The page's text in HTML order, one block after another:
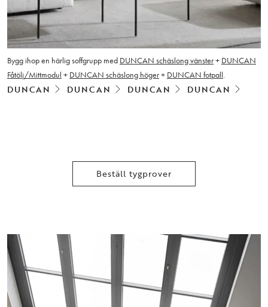
Bygg ihop en härlig soffgrupp med DUNCAN schäslong vänster+ DUNCAN
Fåtölj/Mittmodul + DUNCAN schäslong höger+ DUNCAN fotpall.
DUNCAN DUNCAN DUNCAN DUNCAN
Beställ tygprover